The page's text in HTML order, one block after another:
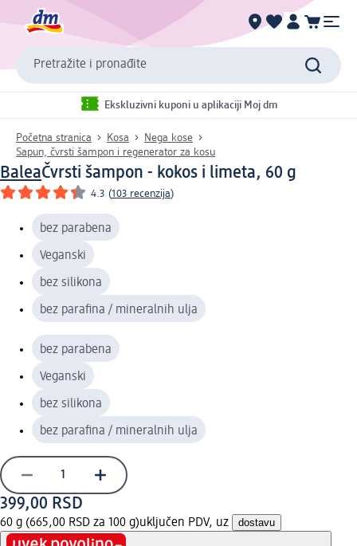
Pretražite i pronađite
Ekskluzivni kuponi u aplikaciji Moj dm
Početna stranica Kosa
Nega kose
Sapun, čvrsti šampon i regenerator za kosu
BaleaČvrsti šampon - kokos i limeta, 60 g
4.3 (103 recenzija)
bez parabena
Veganski
bez silikona
bez parafina / mineralnih ulja
bez parabena
Veganski
bez silikona
bez parafina / mineralnih ulja
399,00 RSD
60 g (665,00 RSD za 100 g)uključen PDV, uz dostavu